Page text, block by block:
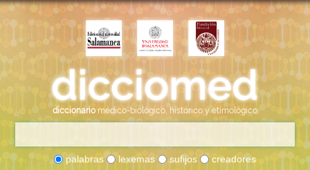
diccionario médico-biológico, histórico y etimológico
palabras lexemas sufijos creadores